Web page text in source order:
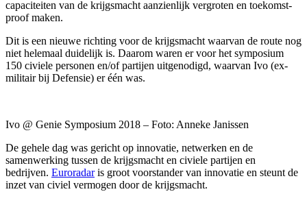
capaciteiten van de krijgsmacht aanzienlijk vergroten en toekomst-
proof maken.
Dit is een nieuwe richting voor de krijgsmacht waarvan de route nog
niet helemaal duidelijk is. Daarom waren er voor het symposium
150 civiele personen en/of partijen uitgenodigd, waarvan Ivo (ex-
militair bij Defensie) er één was.
Ivo @ Genie Symposium 2018 – Foto: Anneke Janissen
De gehele dag was gericht op innovatie, netwerken en de
samenwerking tussen de krijgsmacht en civiele partijen en
bedrijven. Euroradaris groot voorstander van innovatie en steunt de
inzet van civiel vermogen door de krijgsmacht.